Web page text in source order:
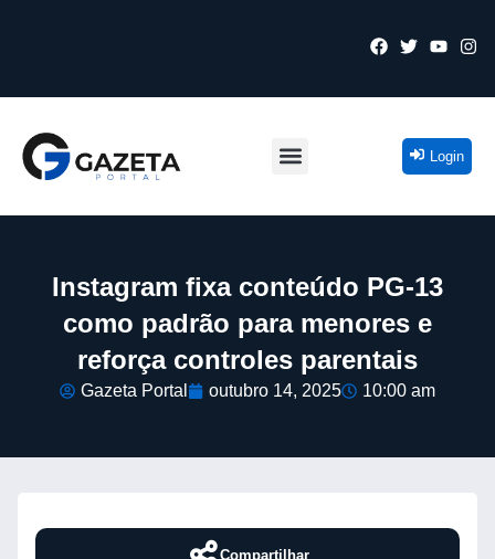
Login
Instagram fixa conteúdo PG-13
como padrão para menores e
reforça controles parentais
Gazeta Portal outubro 14, 2025 10:00 am
Compartilhar